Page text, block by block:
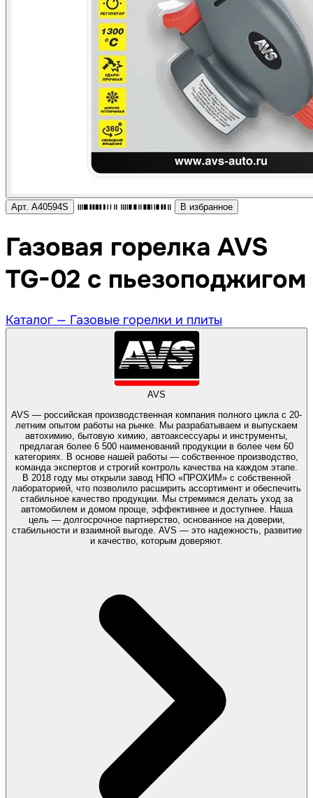
Арт. A40594S В избранное
Газовая горелка AVS
TG-02 с пьезоподжигом
Каталог — Газовые горелки и плиты
AVS
AVS — российская производственная компания полного цикла с 20-
летним опытом работы на рынке. Мы разрабатываем и выпускаем
автохимию, бытовую химию, автоаксессуары и инструменты,
предлагая более 6 500 наименований продукции в более чем 60
категориях. В основе нашей работы — собственное производство,
команда экспертов и строгий контроль качества на каждом этапе.
В 2018 году мы открыли завод НПО «ПРОХИМ» с собственной
лабораторией, что позволило расширить ассортимент и обеспечить
стабильное качество продукции. Мы стремимся делать уход за
автомобилем и домом проще, эффективнее и доступнее. Наша
цель — долгосрочное партнерство, основанное на доверии,
стабильности и взаимной выгоде. AVS — это надежность, развитие
и качество, которым доверяют.